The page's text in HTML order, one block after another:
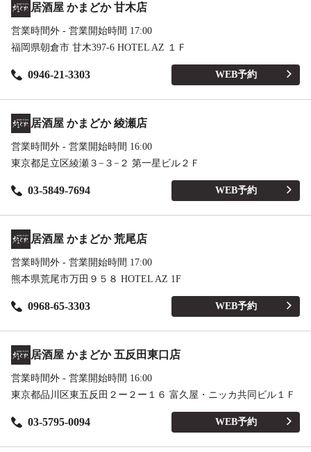
居酒屋 かまどか 甘木店
営業時間外 - 営業開始時間 17:00
福岡県朝倉市 甘木397-6 HOTEL AZ １Ｆ
0946-21-3303 WEB予約
居酒屋 かまどか 綾瀬店
営業時間外 - 営業開始時間 16:00
東京都足立区綾瀬３−３−２ 第一星ビル２Ｆ
03-5849-7694 WEB予約
居酒屋 かまどか 荒尾店
営業時間外 - 営業開始時間 17:00
熊本県荒尾市万田９５８ HOTEL AZ 1F
0968-65-3303 WEB予約
居酒屋 かまどか 五反田東口店
営業時間外 - 営業開始時間 16:00
東京都品川区東五反田２ー２ー１６ 富久屋・ニッカ共同ビル１Ｆ
03-5795-0094 WEB予約